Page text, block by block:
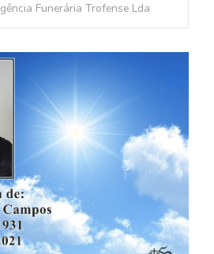
Funerária Trofense Lda